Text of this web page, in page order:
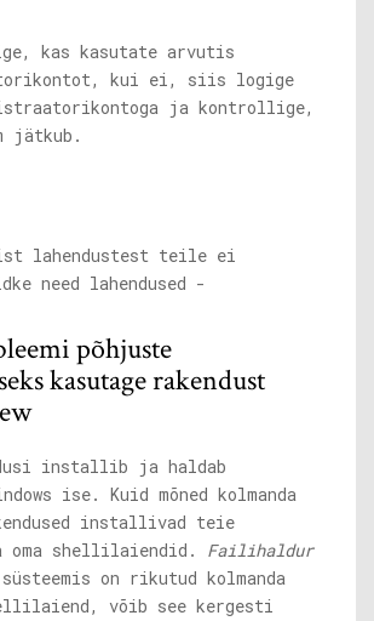
kas kasutate arvutis
kui ei, siis logige
ja kontrollige,
jätkub.
lahendustest teile ei
need lahendused -
põhjuste
kasutage rakendust
installib ja haldab
ise. Kuid mõned kolmanda
installivad teie
oma shellilaiendid. Failihaldur
on rikutud kolmanda
võib see kergesti